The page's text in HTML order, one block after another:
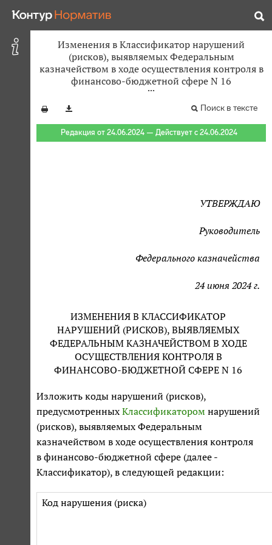
Изменения в Классификатор нарушений
(рисков), выявляемых Федеральным
казначейством в ходе осуществления контроля в
финансово-бюджетной сфере N 16
Поиск в тексте
Редакция от 24.06.2024 — Действует с 24.06.2024
УТВЕРЖДАЮ
Руководитель
Федерального казначейства
24 июня 2024 г.
ИЗМЕНЕНИЯ В КЛАССИФИКАТОР
НАРУШЕНИЙ (РИСКОВ), ВЫЯВЛЯЕМЫХ
ФЕДЕРАЛЬНЫМ КАЗНАЧЕЙСТВОМ В ХОДЕ
ОСУЩЕСТВЛЕНИЯ КОНТРОЛЯ В
ФИНАНСОВО-БЮДЖЕТНОЙ СФЕРЕ N 16
Изложить коды нарушений (рисков),
предусмотренных Классификатором нарушений
(рисков), выявляемых Федеральным
казначейством в ходе осуществления контроля
в финансово-бюджетной сфере (далее -
Классификатор), в следующей редакции:
Код нарушения (риска)